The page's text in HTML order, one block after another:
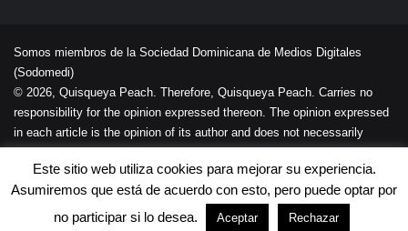
Somos miembros de la Sociedad Dominicana de Medios Digitales
(Sodomedi)
© 2026, Quisqueya Peach. Therefore, Quisqueya Peach. Carries no
responsibility for the opinion expressed thereon. The opinion expressed
in each article is the opinion of its author and does not necessarily
reflect the opinion of Quisqueya Peach .
Desarrollada porPalaeli Studio
Términos de Uso
Este sitio web utiliza cookies para mejorar su experiencia.
Asumiremos que está de acuerdo con esto, pero puede optar por
no participar si lo desea.
Aceptar Rechazar